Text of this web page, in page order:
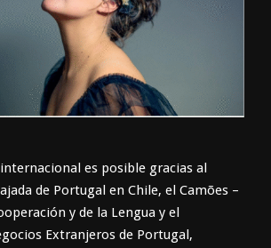
es posible gracias al
de Portugal en Chile, el Camões –
y de la Lengua y el
Extranjeros de Portugal,